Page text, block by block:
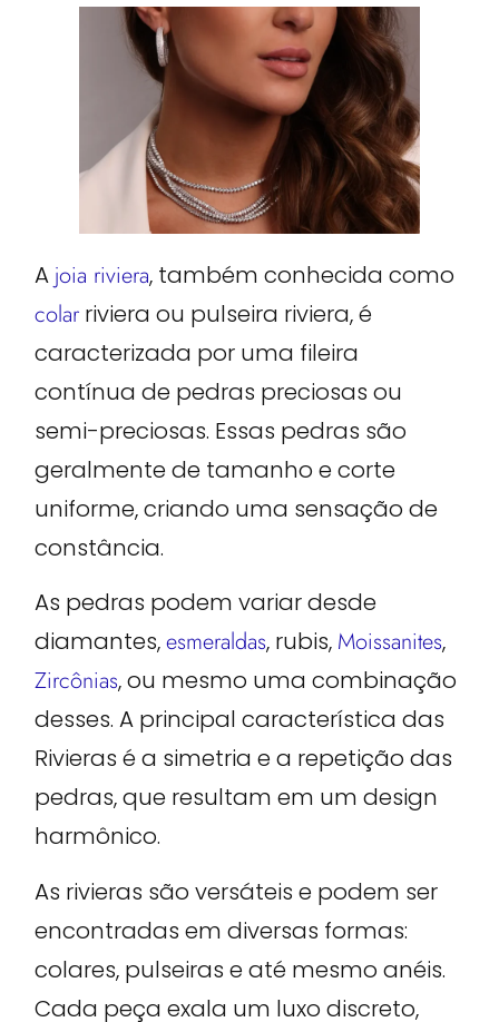
A joia riviera, também conhecida como
colar riviera ou pulseira riviera, é
caracterizada por uma fileira
contínua de pedras preciosas ou
semi-preciosas. Essas pedras são
geralmente de tamanho e corte
uniforme, criando uma sensação de
constância.
As pedras podem variar desde
diamantes,esmeraldas, rubis, Moissanites,
Zircônias, ou mesmo uma combinação
desses. A principal característica das
Rivieras é a simetria e a repetição das
pedras, que resultam em um design
harmônico.
As rivieras são versáteis e podem ser
encontradas em diversas formas:
colares, pulseiras e até mesmo anéis.
Cada peça exala um luxo discreto,